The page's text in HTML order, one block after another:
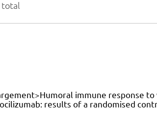
total
immune response to
results of a randomised